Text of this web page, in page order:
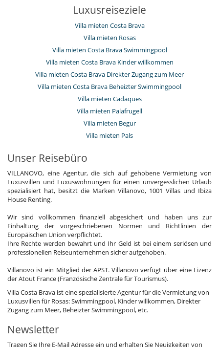
Luxusreiseziele
Villa mieten Costa Brava
Villa mieten Rosas
Villa mieten Costa Brava Swimmingpool
Villa mieten Costa Brava Kinder willkommen
Villa mieten Costa Brava Direkter Zugang zum Meer
Villa mieten Costa Brava Beheizter Swimmingpool
Villa mieten Cadaques
Villa mieten Palafrugell
Villa mieten Begur
Villa mieten Pals
Unser Reisebüro
VILLANOVO, eine Agentur, die sich auf gehobene Vermietung von
Luxusvillen und Luxuswohnungen für einen unvergesslichen Urlaub
spezialisiert hat, besitzt die Marken Villanovo, 1001 Villas und Ibiza
House Renting.
Wir sind vollkommen finanziell abgesichert und haben uns zur
Einhaltung der vorgeschriebenen Normen und Richtlinien der
Europäischen Union verpflichtet.
Ihre Rechte werden bewahrt und Ihr Geld ist bei einem seriösen und
professionellen Reiseunternehmen sicher aufgehoben.
Villanovo ist ein Mitglied der APST. Villanovo verfügt über eine Lizenz
der Atout France (Französische Zentrale für Tourismus).
Villa Costa Brava ist eine spezialisierte Agentur für die Vermietung von
Luxusvillen für Rosas: Swimmingpool, Kinder willkommen, Direkter
Zugang zum Meer, Beheizter Swimmingpool, etc.
Newsletter
Tragen Sie Ihre E-Mail Adresse ein und erhalten Sie Neuigkeiten von